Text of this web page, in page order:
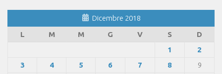
Dicembre 2018
L
M M G V S
D
1
2
3
4 5 6 7 8
9